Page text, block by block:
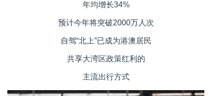
年均增长34%
预计今年将突破2000万人次
自驾“北上”已成为港澳居民
共享大湾区政策红利的
主流出行方式